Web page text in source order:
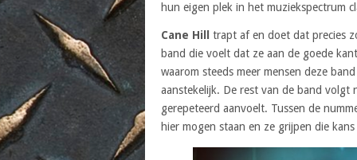
hun eigen plek in het muziekspectrum
Cane Hill
trapt af en doet dat precies
band die voelt dat ze aan de goede
waarom steeds meer mensen deze
aanstekelijk. De rest van de band volgt
gerepeteerd aanvoelt. Tussen de
hier mogen staan en ze grijpen die